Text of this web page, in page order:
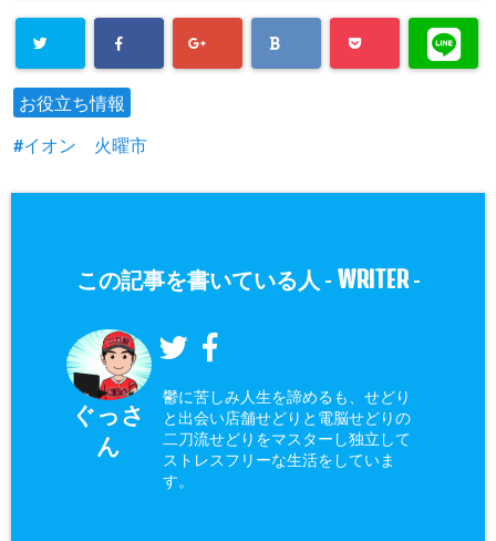
お役立ち情報
イオン 火曜市
この記事を書いている人 - WRITER-
ぐっさ
ん
鬱に苦しみ人生を諦めるも、せどり
と出会い店舗せどりと電脳せどりの
二刀流せどりをマスターし独立して
ストレスフリーな生活をしていま
す。